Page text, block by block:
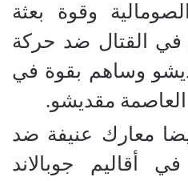
وقوة بعثة
في القتال ضد حركة
وساهم بقوة في
مقديشو.
معارك عنيفة ضد
أقاليم جوبالاند